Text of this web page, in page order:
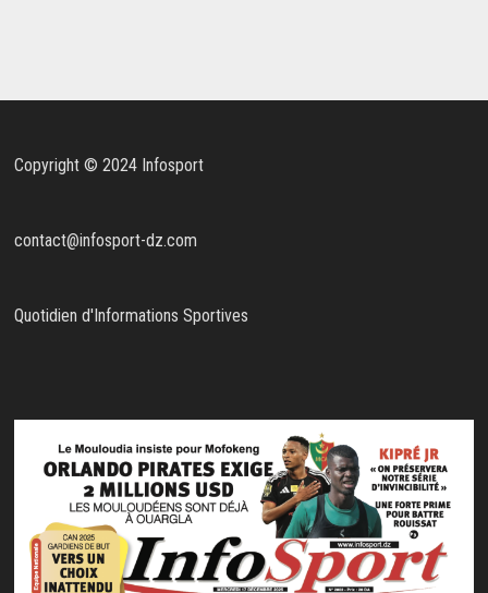
Copyright © 2024 Infosport
contact@infosport-dz.com
Quotidien d'Informations Sportives